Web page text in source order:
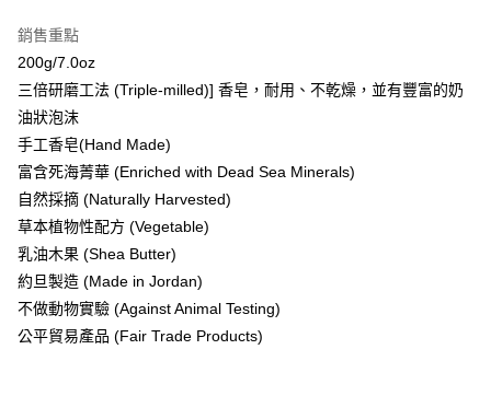
Google Pay
【關於「AFTEE先享後付」】
AFTEE先享後付是「在收到商品之後才付款」的支付方式。 讓您購物簡單
便利好安心！
１．簡單：不需註冊會員、不需綁卡、不需儲值。
２．便利：只要手機號碼，簡訊認證，即可結帳。
３．安心：先確認商品／服務後，再付款。
【「AFTEE先享後付」結帳流程】
１．於結帳方式選擇「AFTEE先享後付」後，將跳轉至「AFTEE先享後付」
即享券
運送方式
全家取貨付款
每筆NT$65，滿NT$390(含以上)免運費
銷售重點
200g/7.0oz
三倍研磨工法 (Triple-milled)] 香皂，耐用、不乾燥，並有豐富的奶
油狀泡沫
手工香皂(Hand Made)
富含死海菁華 (Enriched with Dead Sea Minerals)
自然採摘 (Naturally Harvested)
草本植物性配方 (Vegetable)
乳油木果 (Shea Butter)
約旦製造 (Made in Jordan)
不做動物實驗 (Against Animal Testing)
公平貿易產品 (Fair Trade Products)